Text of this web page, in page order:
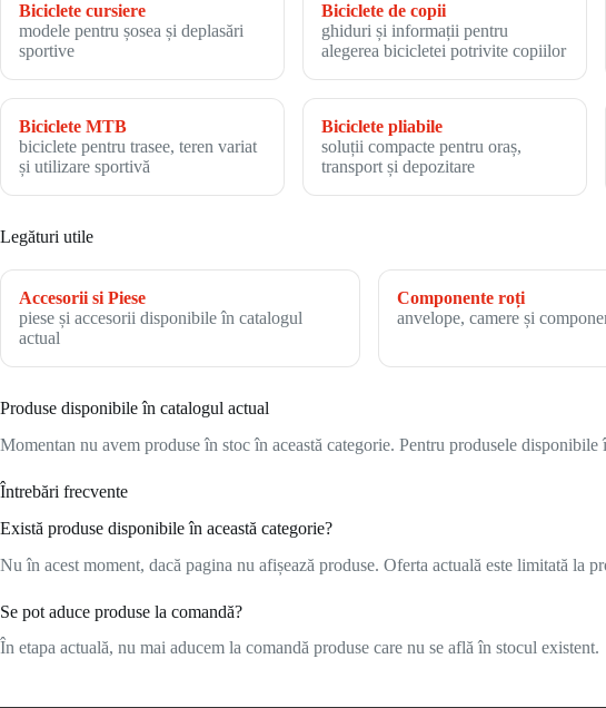
Biciclete cursiere
modele pentru șosea și deplasări
sportive
Biciclete de copii
ghiduri și informații pentru
alegerea bicicletei potrivite copiilor
Biciclete MTB
biciclete pentru trasee, teren variat
și utilizare sportivă
Biciclete pliabile
soluții compacte pentru oraș,
transport și depozitare
Legături utile
Accesorii si Piese
piese și accesorii disponibile în catalogul
actual
Componente roți
anvelope, camere și
Produse disponibile în catalogul actual
Momentan nu avem produse în stoc în această categorie. Pentru produsele
Întrebări frecvente
Există produse disponibile în această categorie?
Nu în acest moment, dacă pagina nu afișează produse. Oferta actuală este limitată la
Se pot aduce produse la comandă?
În etapa actuală, nu mai aducem la comandă produse care nu se află în stocul existent.